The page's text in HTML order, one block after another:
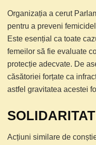
Organizația a cerut
pentru a preveni
Este esențial ca toate
femeilor să fie evaluate
protecție adecvate. De
căsătoriei forțate ca
astfel gravitatea acestei
Acțiuni similare de